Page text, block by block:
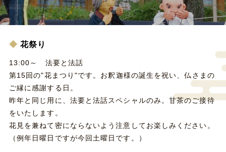
花祭り
13:00～ 法要と法話
第15回の"花まつり"です。お釈迦様の誕生を祝い、仏さまの
ご縁に感謝する日。
昨年と同じ用に、法要と法話スペシャルのみ。甘茶のご接待
をいたします。
花見を兼ねて密にならないよう注意してお楽しみください。
（例年日曜日ですが今回土曜日です。）